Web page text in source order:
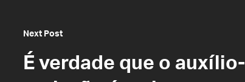
Next Post
É verdade que o auxílio-